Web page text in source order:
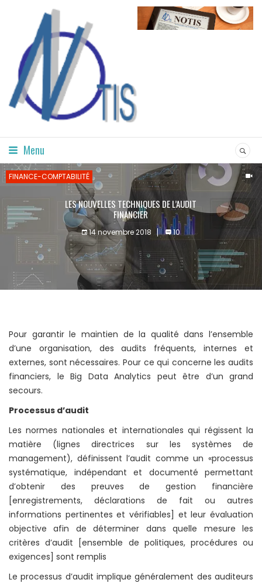
Menu
FINANCE-COMPTABILITÉ
LES NOUVELLES TECHNIQUES DE L’AUDIT
FINANCIER
14 novembre 2018 10
Pour garantir le maintien de la qualité dans l’ensemble
d’une organisation, des audits fréquents, internes et
externes, sont nécessaires. Pour ce qui concerne les audits
financiers, le Big Data Analytics peut être d’un grand
secours.
Processus d’audit
Les normes nationales et internationales qui régissent la
matière (lignes directrices sur les systèmes de
management), définissent l’audit comme un «processus
systématique, indépendant et documenté permettant
d’obtenir des preuves de gestion financière
[enregistrements, déclarations de fait ou autres
informations pertinentes et vérifiables] et leur évaluation
objective afin de déterminer dans quelle mesure les
critères d’audit [ensemble de politiques, procédures ou
exigences] sont remplis
Le processus d’audit implique généralement des auditeurs